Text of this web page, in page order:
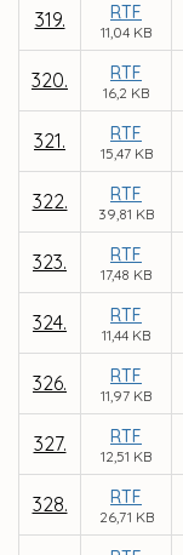
319. RTF
11,04 KB
320. RTF
16,2 KB
321. RTF
15,47 KB
322. RTF
39,81 KB
323. RTF
17,48 KB
324. RTF
11,44 KB
326. RTF
11,97 KB
327. RTF
12,51 KB
328. RTF
26,71 KB